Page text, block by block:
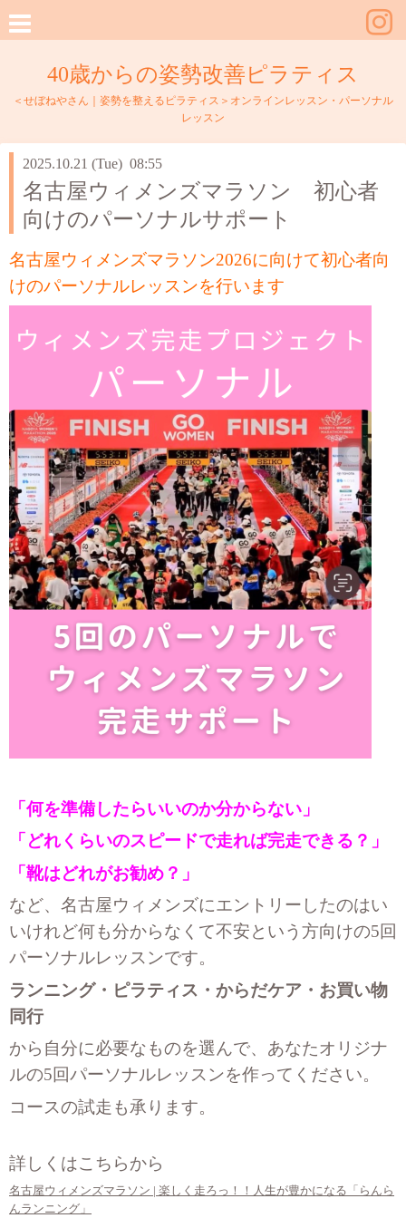
40歳からの姿勢改善ピラティス
＜せぼねやさん｜姿勢を整えるピラティス＞オンラインレッスン・パーソナル
レッスン
2025.10.21 (Tue) 08:55
名古屋ウィメンズマラソン 初心者
向けのパーソナルサポート
名古屋ウィメンズマラソン2026に向けて初心者向
けのパーソナルレッスンを行います
「何を準備したらいいのか分からない」
「どれくらいのスピードで走れば完走できる？」
「靴はどれがお勧め？」
など、名古屋ウィメンズにエントリーしたのはい
いけれど何も分からなくて不安という方向けの5回
パーソナルレッスンです。
ランニング・ピラティス・からだケア・お買い物
同行
から自分に必要なものを選んで、あなたオリジナ
ルの5回パーソナルレッスンを作ってください。
コースの試走も承ります。
詳しくはこちらから
名古屋ウィメンズマラソン | 楽しく走ろっ！！人生が豊かになる「らんら
んランニング」